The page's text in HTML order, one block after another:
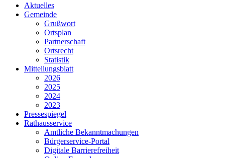
Aktuelles
Gemeinde
Grußwort
Ortsplan
Partnerschaft
Ortsrecht
Statistik
Mitteilungsblatt
2026
2025
2024
2023
Pressespiegel
Rathausservice
Amtliche Bekanntmachungen
Bürgerservice-Portal
Digitale Barrierefreiheit